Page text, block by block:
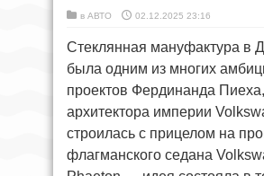
в АВТО 02.12.2025 23:16
Стеклянная мануфактура в
была одним из многих
проектов Фердинанда
архитектора империи
строилась с прицелом на
флагманского седана